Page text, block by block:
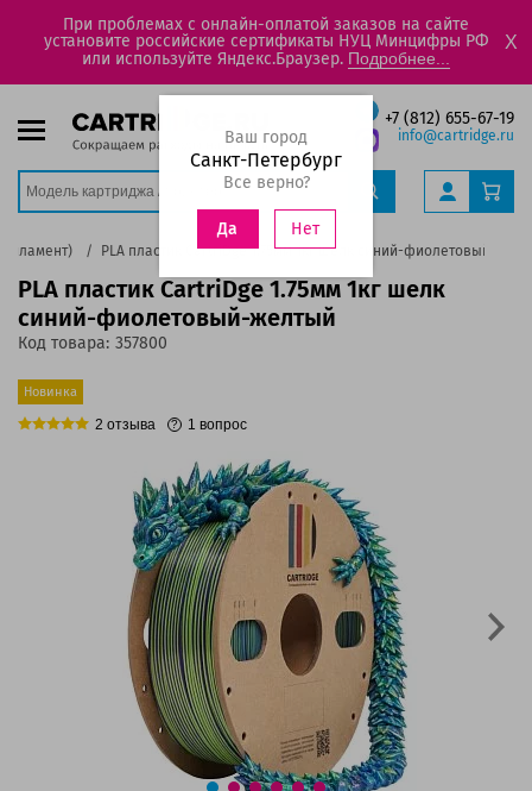
При проблемах с онлайн-оплатой заказов на сайте
установите российские сертификаты НУЦ Минцифры РФ
или используйте Яндекс.Браузер. Подробнее...
X
+7 (812) 655-67-19
info@cartridge.ru
Ваш город
Санкт-Петербург
Все верно?
Да Нет
PLA пластик CartriDge 1.75мм 1кг шелк синий-фиолетовый-
PLA пластик CartriDge 1.75мм 1кг шелк
синий-фиолетовый-желтый
Код товара: 357800
Новинка
2 отзыва 1 вопрос